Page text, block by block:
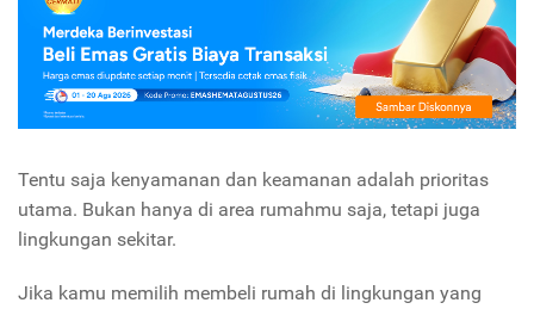
Tentu saja kenyamanan dan keamanan adalah prioritas
utama. Bukan hanya di area rumahmu saja, tetapi juga
lingkungan sekitar.
Jika kamu memilih membeli rumah di lingkungan yang